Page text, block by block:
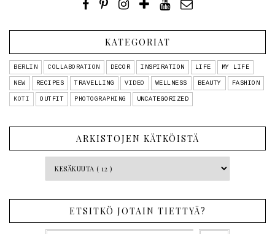
KATEGORIAT
BERLIN COLLABORATION DECOR INSPIRATION LIFE MY LIFE
NEW RECIPES TRAVELLING VIDEO WELLNESS BEAUTY FASHION
KOTI OUTFIT PHOTOGRAPHING UNCATEGORIZED
ARKISTOJEN KÄTKÖISTÄ
ETSITKÖ JOTAIN TIETTYÄ?